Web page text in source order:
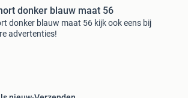
donker blauw maat 56
donker blauw maat 56 kijk ook eens bij
advertenties!